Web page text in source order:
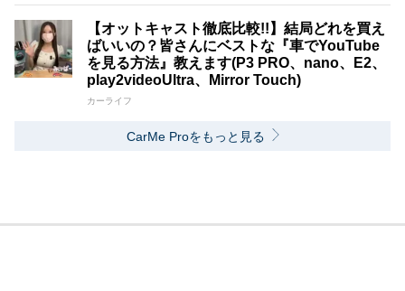
【オットキャスト徹底比較!!】結局どれを買え
ばいいの？皆さんにベストな『車でYouTube
を見る方法』教えます(P3 PRO、nano、E2、
play2videoUltra、Mirror Touch)
カーライフ
CarMe Proをもっと見る